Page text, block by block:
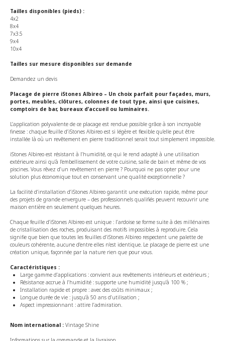
Tailles disponibles (pieds) :
4x2
8x4
7x3.5
9x4
10x4
Tailles sur mesure disponibles sur demande
Demandez un devis
Placage de pierre iStones Albireo – Un choix parfait pour façades, murs,
portes, meubles, clôtures, colonnes de tout type, ainsi que cuisines,
comptoirs de bar, bureaux d’accueil ou luminaires.
L’application polyvalente de ce placage est rendue possible grâce à son incroyable
finesse : chaque feuille d’iStones Albireo est si légère et flexible qu’elle peut être
installée là où un revêtement en pierre traditionnel serait tout simplement impossible.
iStones Albireo est résistant à l’humidité, ce qui le rend adapté à une utilisation
extérieure ainsi qu’à l’embellissement de votre cuisine, salle de bain et même de vos
piscines. Vous rêvez d’un revêtement en pierre ? Pourquoi ne pas opter pour une
solution plus économique tout en conservant une qualité exceptionnelle ?
La facilité d’installation d’iStones Albireo garantit une exécution rapide, même pour
des projets de grande envergure – des professionnels qualifiés peuvent recouvrir une
maison entière en seulement quelques heures.
Chaque feuille d’iStones Albireo est unique : l’ardoise se forme suite à des millénaires
de cristallisation des roches, produisant des motifs impossibles à reproduire. Cela
signifie que bien que toutes les feuilles d’iStones Albireo respectent une palette de
couleurs cohérente, aucune d’entre elles n’est identique. Le placage de pierre est une
création unique, façonnée par la nature rien que pour vous.
Caractéristiques :
Large gamme d’applications : convient aux revêtements intérieurs et extérieurs ;
Résistance accrue à l’humidité : supporte une humidité jusqu’à 100 % ;
Installation rapide et propre : avec des coûts minimaux ;
Longue durée de vie : jusqu’à 50 ans d’utilisation ;
Aspect impressionnant : attire l’admiration.
Nom international : Vintage Shine